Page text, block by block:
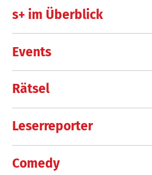
s+ im Überblick
Events
Rätsel
Leserreporter
Comedy